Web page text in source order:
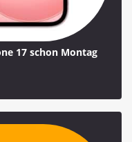
17 schon Montag